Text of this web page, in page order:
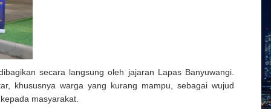
secara langsung oleh jajaran Lapas Banyuwangi.
khususnya warga yang kurang mampu, sebagai wujud
masyarakat.